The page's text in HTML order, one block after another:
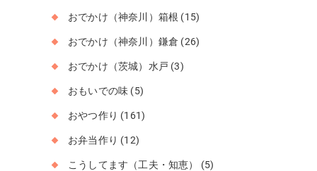
おでかけ（神奈川）箱根 (15)
おでかけ（神奈川）鎌倉 (26)
おでかけ（茨城）水戸 (3)
おもいでの味 (5)
おやつ作り (161)
お弁当作り (12)
こうしてます（工夫・知恵） (5)